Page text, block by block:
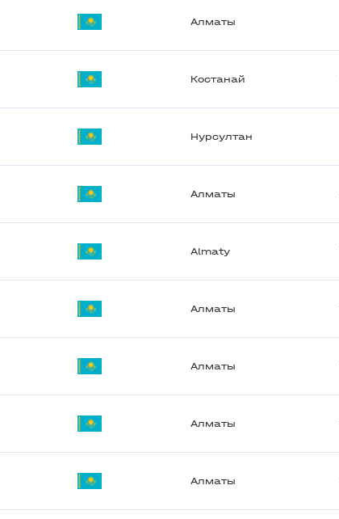
Алматы
Костанай
Нурсултан
Алматы
Almaty
Алматы
Алматы
Алматы
Алматы